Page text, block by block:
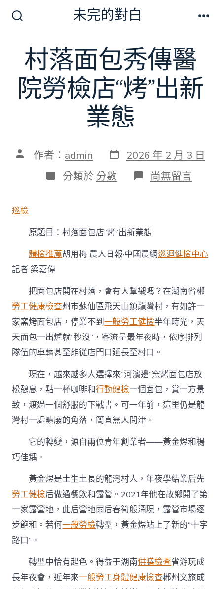
換
開
關
未完的對白
村落面包秀傳醫
院勞檢店“烤”出新
業態
文 作者： admin 發
表
日
期
2026 年 2 月 3 日
分
類
分類於 分數 在
〈村
秀
傳
院
店
“烤”
出
新
業
態〉
中
尚無留言
巡檢
原題目：村落面包店“烤”出新業態
體檢推薦胡用梅 農人日報·中國農網巡迴健檢中心
記者 梁嘉偉
把面包店開在村落，會有人幫襯嗎？在湖南省郴
勞工健康檢查州市蘇仙區飛天山鎮龍灣村，有如許一
家窯烤面包店，停業不到一般勞工健檢半年時光，天
天面包一出爐就“秒沒”，客流量最年夜時，依序排列
隊伍的車輛甚至能從店門口延長至村口。
現在，越來越多人選擇來“河濱邊”窯烤面包店放
松憩息，點一杯咖啡和行動健檢一個面包，賞一方景
致，渡過一個舒服的下戰書。可一年前，這里仍是龍
灣村一處曠廢的角落，簡直無人問津。
它的轉變，源自兩位青年創業者——黃金煜和楊
巧佳耦。
黃金煜是土生土長的龍灣村人，年夜學結業后先
勞工健檢后做過餐飲和露營。2021年他在故鄉開了第
一家露營地，此后營地雨后春筍般涌現，露營市場逐
步飽和。若何一般勞檢轉型，黃金煜站上了新的“十字
路口”。
轉型中恰有起色。得益于湖南供膳檢查省游玩成
長年夜會，近年來一般勞工身體健康檢查郴州文旅成